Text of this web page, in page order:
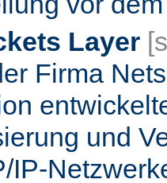
Layer
Firma
und
IP-